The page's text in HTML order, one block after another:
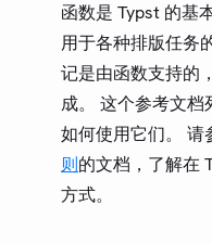
基础
计算
构造
数据加载
函数是 Typst 的基
用于各种排版任务
记是由函数支持的
成。 这个参考文档
如何使用它们。 请
则的文档，了解在
方式。